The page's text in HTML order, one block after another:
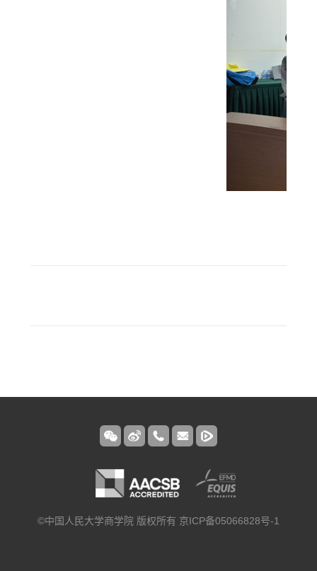
©中国人民大学商学院 版权所有 京ICP备05066828号-1